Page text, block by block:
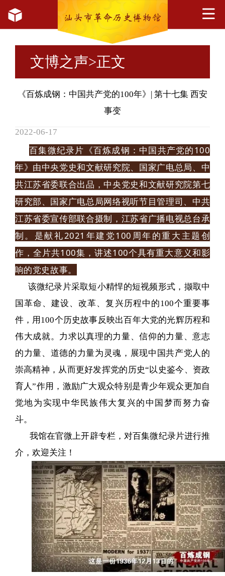
文博之声>正文
《百炼成钢：中国共产党的100年》| 第十七集 西安
事变
2022-06-17
百集微纪录片《百炼成钢：中国共产党的100
年》由中央党史和文献研究院、国家广电总局、中
共江苏省委联合出品，中央党史和文献研究院第七
研究部、国家广电总局网络视听节目管理司、中共
江苏省委宣传部联合摄制，江苏省广播电视总台承
制。是献礼2021年建党100周年的重大主题创
作，全片共100集，讲述100个具有重大意义和影
响的党史故事。
该微纪录片采取短小精悍的短视频形式，撷取中
国革命、建设、改革、复兴历程中的100个重要事
件，用100个历史故事反映出百年大党的光辉历程和
伟大成就。 力求以真理的力量、信仰的力量、意志
的力量、道德的力量为灵魂，展现中国共产党人的
崇高精神，从而更好发挥党的历史“以史鉴今、资政
育人”作用，激励广大观众特别是青少年观众更加自
觉地为实现中华民族伟大复兴的中国梦而努力奋
斗。
我馆在官微上开辟专栏，对百集微纪录片进行推
介，欢迎关注！